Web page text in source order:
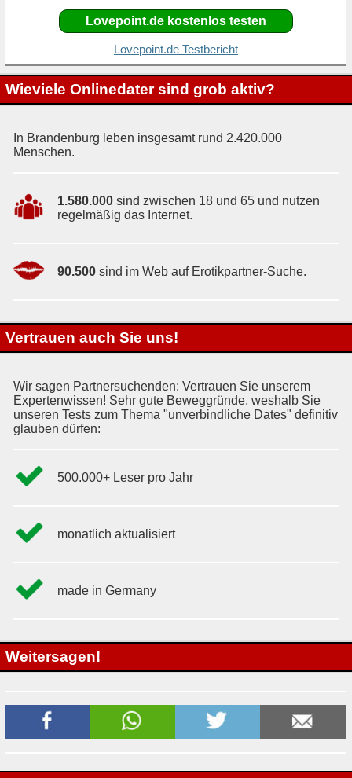
Lovepoint.de kostenlos testen
Lovepoint.de Testbericht
Wieviele Onlinedater sind grob aktiv?
In Brandenburg leben insgesamt rund 2.420.000
Menschen.
1.580.000 sind zwischen 18 und 65 und nutzen
regelmäßig das Internet.
90.500 sind im Web auf Erotikpartner-Suche.
Vertrauen auch Sie uns!
Wir sagen Partnersuchenden: Vertrauen Sie unserem
Expertenwissen! Sehr gute Beweggründe, weshalb Sie
unseren Tests zum Thema "unverbindliche Dates" definitiv
glauben dürfen:
500.000+ Leser pro Jahr
monatlich aktualisiert
made in Germany
Weitersagen!